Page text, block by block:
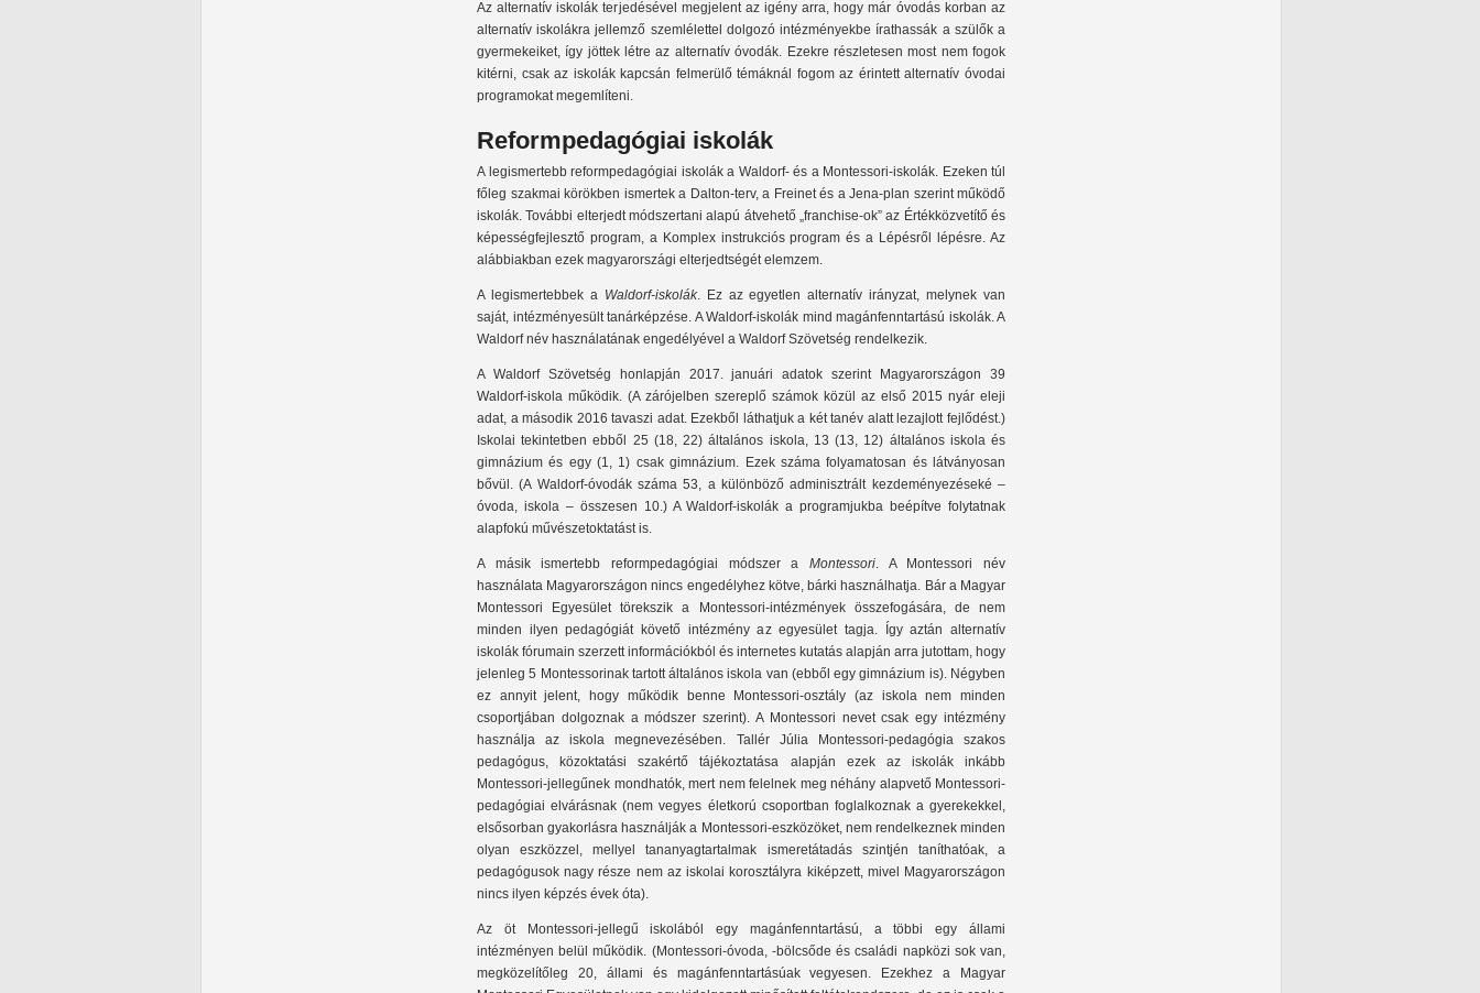
Az alternatív iskolák terjedésével megjelent az igény arra, hogy már óvodás korban az
alternatív iskolákra jellemző szemlélettel dolgozó intézményekbe írathassák a szülők a
gyermekeiket, így jöttek létre az alternatív óvodák. Ezekre részletesen most nem fogok
kitérni, csak az iskolák kapcsán felmerülő témáknál fogom az érintett alternatív óvodai
programokat megemlíteni.
Reformpedagógiai iskolák
A legismertebb reformpedagógiai iskolák a Waldorf- és a Montessori-iskolák. Ezeken túl
főleg szakmai körökben ismertek a Dalton-terv, a Freinet és a Jena-plan szerint működő
iskolák. További elterjedt módszertani alapú átvehető „franchise-ok” az Értékközvetítő és
képességfejlesztő program, a Komplex instrukciós program és a Lépésről lépésre. Az
alábbiakban ezek magyarországi elterjedtségét elemzem.
A legismertebbek a Waldorf-iskolák. Ez az egyetlen alternatív irányzat, melynek van
saját, intézményesült tanárképzése. A Waldorf-iskolák mind magánfenntartású iskolák. A
Waldorf név használatának engedélyével a Waldorf Szövetség rendelkezik.
A Waldorf Szövetség honlapján 2017. januári adatok szerint Magyarországon 39
Waldorf-iskola működik. (A zárójelben szereplő számok közül az első 2015 nyár eleji
adat, a második 2016 tavaszi adat. Ezekből láthatjuk a két tanév alatt lezajlott fejlődést.)
Iskolai tekintetben ebből 25 (18, 22) általános iskola, 13 (13, 12) általános iskola és
gimnázium és egy (1, 1) csak gimnázium. Ezek száma folyamatosan és látványosan
bővül. (A Waldorf-óvodák száma 53, a különböző adminisztrált kezdeményezéseké –
óvoda, iskola – összesen 10.) A Waldorf-iskolák a programjukba beépítve folytatnak
alapfokú művészetoktatást is.
A másik ismertebb reformpedagógiai módszer a Montessori. A Montessori név
használata Magyarországon nincs engedélyhez kötve, bárki használhatja. Bár a Magyar
Montessori Egyesület törekszik a Montessori-intézmények összefogására, de nem
minden ilyen pedagógiát követő intézmény az egyesület tagja. Így aztán alternatív
iskolák fórumain szerzett információkból és internetes kutatás alapján arra jutottam, hogy
jelenleg 5 Montessorinak tartott általános iskola van (ebből egy gimnázium is). Négyben
ez annyit jelent, hogy működik benne Montessori-osztály (az iskola nem minden
csoportjában dolgoznak a módszer szerint). A Montessori nevet csak egy intézmény
használja az iskola megnevezésében. Tallér Júlia Montessori-pedagógia szakos
pedagógus, közoktatási szakértő tájékoztatása alapján ezek az iskolák inkább
Montessori-jellegűnek mondhatók, mert nem felelnek meg néhány alapvető Montessori-
pedagógiai elvárásnak (nem vegyes életkorú csoportban foglalkoznak a gyerekekkel,
elsősorban gyakorlásra használják a Montessori-eszközöket, nem rendelkeznek minden
olyan eszközzel, mellyel tananyagtartalmak ismeretátadás szintjén taníthatóak, a
pedagógusok nagy része nem az iskolai korosztályra kiképzett, mivel Magyarországon
nincs ilyen képzés évek óta).
Az öt Montessori-jellegű iskolából egy magánfenntartású, a többi egy állami
intézményen belül működik. (Montessori-óvoda, -bölcsőde és családi napközi sok van,
megközelítőleg 20, állami és magánfenntartásúak vegyesen. Ezekhez a Magyar